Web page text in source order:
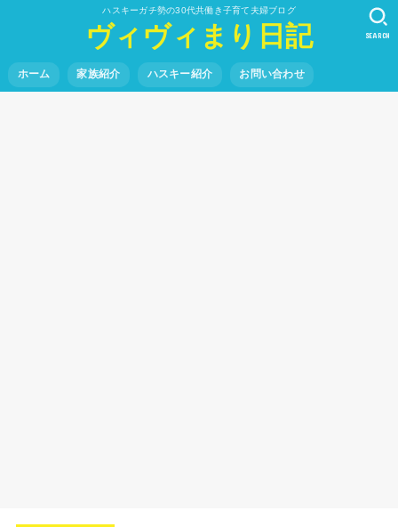
ハスキーガチ勢の30代共働き子育て夫婦ブログ
ヴィヴィまり日記
ホーム 家族紹介 ハスキー紹介 お問い合わせ
SEARCH